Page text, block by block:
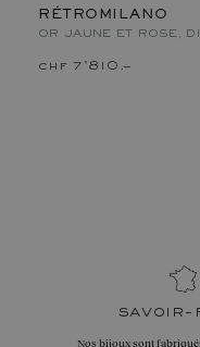
RÉTROMILANO
OR JAUNE ET ROSE,
chf 7'810.–
savoir-
Nos bijoux sont